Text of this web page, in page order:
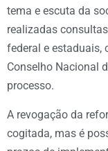
tema e escuta da
realizadas
federal e estaduais,
Conselho Nacional
processo.
A revogação da
cogitada, mas é